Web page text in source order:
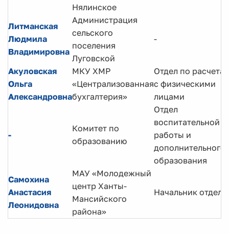
Нялинское
Литманская
Людмила
Владимировна
Администрация
сельского
поселения
Луговской
-
Акуловская
Ольга
Александровна
МКУ ХМР
«Централизованная
бухгалтерия»
Отдел по
с физическими
лицами
-
Комитет по
образованию
Отдел
воспитательной
работы и
дополнительного
образования
Самохина
Анастасия
Леонидовна
МАУ «Молодежный
центр Ханты-
Мансийского
района»
Начальник отдела